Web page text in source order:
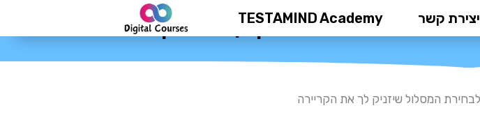
יצירת קשר TESTAMIND Academy